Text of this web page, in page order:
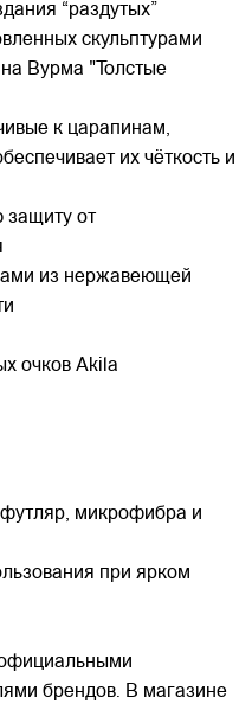
“раздутых”
скульптурами
Вурма "Толстые
к царапинам,
их чёткость и
защиту от
из нержавеющей
очков Akila
микрофибра и
при ярком
брендов. В магазине